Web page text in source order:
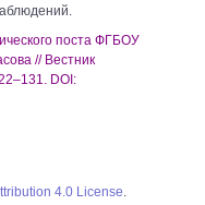
поста ФГБОУ
// Вестник
DOI:
4.0 License.